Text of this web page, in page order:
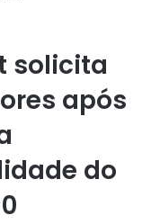
solicita
após
do